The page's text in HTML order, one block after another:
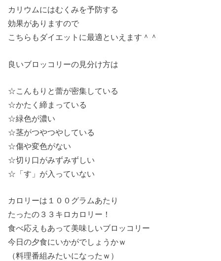
カリウムにはむくみを予防する
効果がありますので
こちらもダイエットに最適といえます＾＾
良いブロッコリーの見分け方は
☆こんもりと蕾が密集している
☆かたく締まっている
☆緑色が濃い
☆茎がつやつやしている
☆傷や変色がない
☆切り口がみずみずしい
☆「す」が入っていない
カロリーは１００グラムあたり
たったの３３キロカロリー！
食べ応えもあって美味しいブロッコリー
今日の夕食にいかがでしょうかｗ
（料理番組みたいになったｗ）